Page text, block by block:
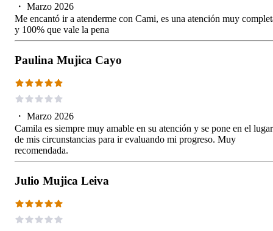
・ Marzo 2026
Me encantó ir a atenderme con Cami, es una atención muy
y 100% que vale la pena
Paulina Mujica Cayo
・ Marzo 2026
Camila es siempre muy amable en su atención y se pone en el lugar
de mis circunstancias para ir evaluando mi progreso. Muy
recomendada.
Julio Mujica Leiva